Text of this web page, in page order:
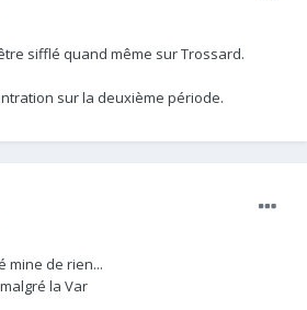
sifflé quand même sur Trossard.
sur la deuxième période.
mine de rien...
la Var